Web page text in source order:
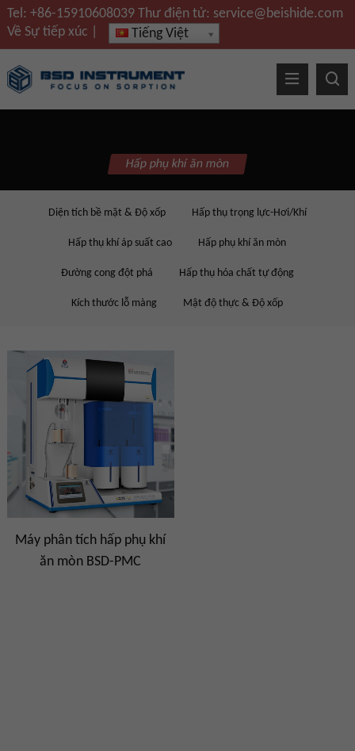
Tel: +86-15910608039Thư điện tử: service@beishide.com
Về Sự tiếp xúc Tiếng Việt
Hấp phụ khí ăn mòn
Diện tích bề mặt & Độ xốp Hấp thụ trọng lực-Hơi/Khí
Hấp thụ khí áp suất cao Hấp phụ khí ăn mòn
Đường cong đột phá Hấp thụ hóa chất tự động
Kích thước lỗ màng Mật độ thực & Độ xốp
Máy phân tích hấp phụ khí
ăn mòn BSD-PMC